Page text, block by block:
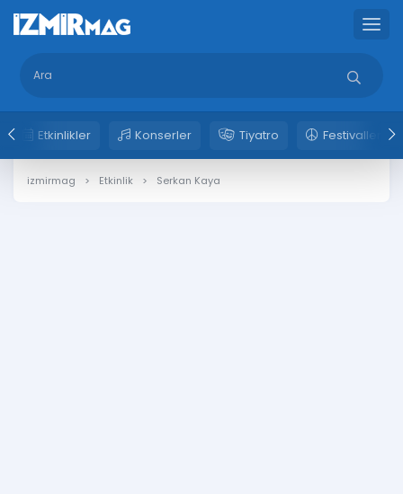
Etkinlikler Konserler Tiyatro Festivaller
izmirmag Etkinlik Serkan Kaya